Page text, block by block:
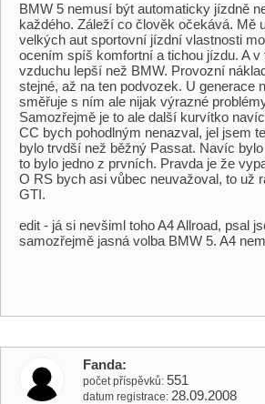
BMW 5 nemusí být automaticky jízdně
každého. Záleží co člověk očekává. Mě
velkých aut sportovní jízdní vlastnosti
ocením spíš komfortní a tichou jízdu. A v
vzduchu lepší než BMW. Provozní
stejné, až na ten podvozek. U generace
směřuje s ním ale nijak výrazné
Samozřejmě je to ale další kurvítko
CC bych pohodlným nenazval, jel jsem
bylo trvdší než běžný Passat. Navíc
to bylo jedno z prvních. Pravda je že
O RS bych asi vůbec neuvažoval, to už
GTI.
edit - já si nevšiml toho A4 Allroad, psal
samozřejmě jasná volba BMW 5. A4
Fanda
počet příspěvků 551
datum registrace 28.09.2008